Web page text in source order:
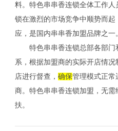
料。特色串串香连锁全体工作
锁在激烈的市场竞争中顺势而
应，是国内串串香加盟品牌之一
特色串串香连锁总部各部门
系，根据加盟商的实际开店情
店进行督查， 确保管理模式正常
商。特色串串香连锁加盟，无
扶。